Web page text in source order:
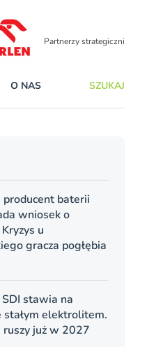
Partnerzy strategiczni
O NAS SZUKAJ
producent baterii
wniosek o
u
gracza pogłębia
stawia na
stałym elektrolitem.
ruszy już w 2027